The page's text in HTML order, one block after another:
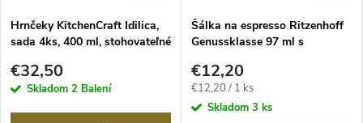
Hrnčeky KitchenCraft Idilica,
sada 4ks, 400 ml, stohovateľné
€32,50
Skladom 2 Balení
Šálka na espresso Ritzenhoff
Genussklasse 97 ml s
€12,20
Jednotková
cena:
€12,20 / 1 ks
Skladom 3 ks